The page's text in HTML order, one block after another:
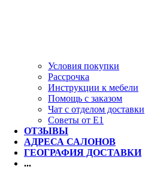
Условия покупки
Рассрочка
Инструкции к мебели
Помощь с заказом
Чат с отделом доставки
Советы от Е1
ОТЗЫВЫ
АДРЕСА САЛОНОВ
ГЕОГРАФИЯ ДОСТАВКИ
...